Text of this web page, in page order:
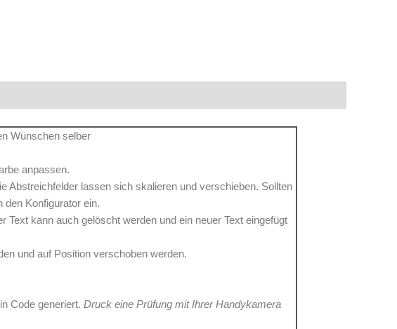
Wünschen selber
anpassen.
Abstreichfelder lassen sich skalieren und verschieben. Sollten
den Konfigurator ein.
kann auch gelöscht werden und ein neuer Text eingefügt
und auf Position verschoben werden.
Code generiert. Druck eine Prüfung mit Ihrer Handykamera